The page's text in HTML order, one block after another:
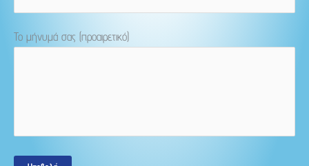
Το μήνυμά σας (προαιρετικό)